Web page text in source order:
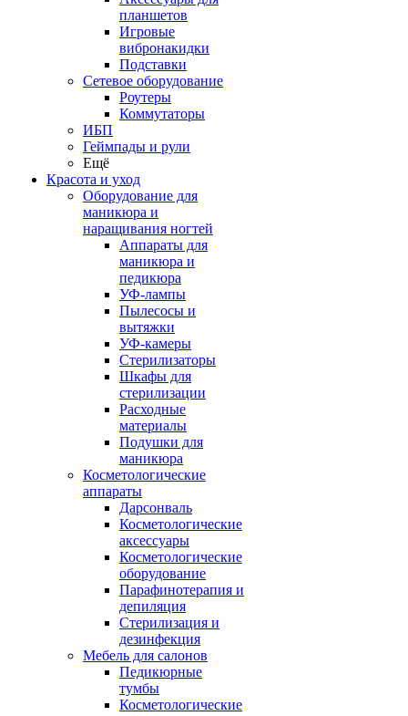
планшетов
Игровые
вибронакидки
Подставки
Сетевое оборудование
Роутеры
Коммутаторы
ИБП
Геймпады и рули
Ещё
Красота и уход
Оборудование для
маникюра и
наращивания ногтей
Аппараты для
маникюра и
педикюра
УФ-лампы
Пылесосы и
вытяжки
УФ-камеры
Стерилизаторы
Шкафы для
стерилизации
Расходные
материалы
Подушки для
маникюра
Косметологические
аппараты
Дарсонваль
Косметологические
аксессуары
Косметологические
оборудование
Парафинотерапия и
депиляция
Стерилизация и
дезинфекция
Мебель для салонов
Педикюрные
тумбы
Косметологические